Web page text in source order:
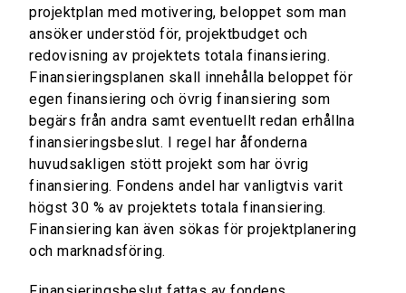
projektplan med motivering, beloppet som man
ansöker understöd för, projektbudget och
redovisning av projektets totala finansiering.
Finansieringsplanen skall innehålla beloppet för
egen finansiering och övrig finansiering som
begärs från andra samt eventuellt redan erhållna
finansieringsbeslut. I regel har åfonderna
huvudsakligen stött projekt som har övrig
finansiering. Fondens andel har vanligtvis varit
högst 30 % av projektets totala finansiering.
Finansiering kan även sökas för projektplanering
och marknadsföring.